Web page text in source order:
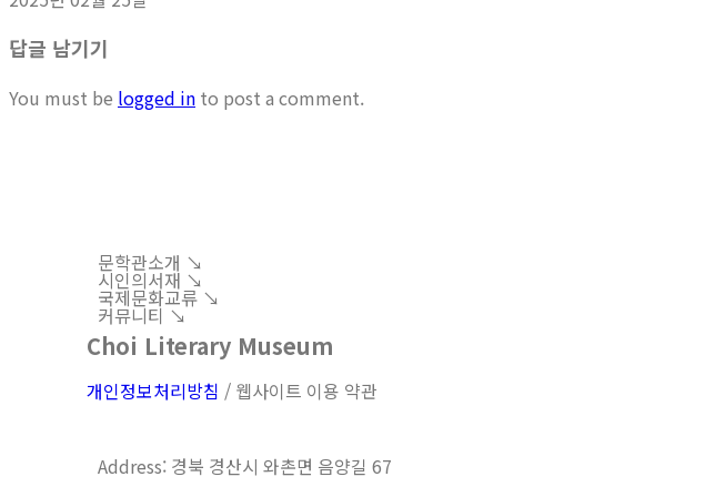
답글 남기기
You must be logged in to post a comment.
문학관소개 ↘︎
시인의서재 ↘︎
국제문화교류 ↘︎
커뮤니티 ↘︎
Choi Literary Museum
개인정보처리방침 / 웹사이트 이용 약관
Address: 경북 경산시 와촌면 음양길 67